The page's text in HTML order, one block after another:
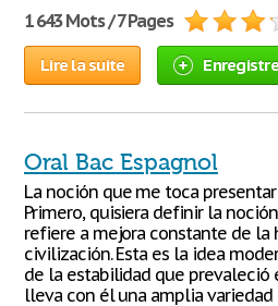
1 643 Mots / 7 Pages
Lire la suite
Oral Bac Espagnol
La noción que me toca presentar
Primero, quisiera definir la
refiere a mejora constante de la
civilización. Esta es la idea
de la estabilidad que prevaleció
lleva con él una amplia